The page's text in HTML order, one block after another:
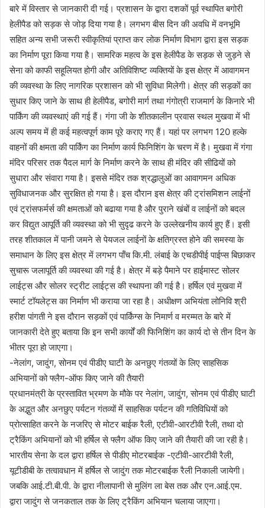
बारे में विस्तार से जानकारी दी गई। प्रशासन के द्वारा दशकों पूर्व स्थापित बगोरी
हेलीपैड को सड़क से जोड़ दिया गया है। लगभग बीस दिन की अवधि में वनभूमि
सहित अन्य सभी जरूरी स्वीकृतियां प्राप्त कर लोक निर्माण विभाग द्वारा इस सड़क
का निर्माण पूरा किया गया है। सामरिक महत्व के इस हेलीपैड के सड़क से जुड़ने से
सेना को काफी सहूलियत होगी और अतिविशिष्ट व्यक्तियों के इस क्षेत्र में आवागमन
की व्यवस्था के लिए नागरिक प्रशासन को भी सुविधा मिलेगी। क्षेत्र की सड़कों का
सुधार किए जाने के साथ ही हेलीपैड, बगोरी मार्ग तथा गंगोत्री राजमार्ग के किनारे भी
पार्किंग की व्यवस्थाएं की गई हैं। गंगा जी के शीतकालीन प्रवास स्थल मुखवा में भी
अल्प समय में ही कई महत्वपूर्ण काम पूरे कराए गए हैं। यहां पर लगभग 120 हल्के
वाहनों की क्षमता की पार्किंग का निर्माण कार्य फिनिशिंग के चरण में है। मुखवा में गंगा
मंदिर परिसर तक पैदल मार्ग के निर्माण करने के साथ ही मंदिर की सीढियों को
सुधारा और संवारा गया है। इससे मंदिर तक श्रद्धालुओं का आवागमन अधिक
सुविधाजनक और सुरक्षित हो गया है। इस दौरान इस क्षेत्र की ट्रांसमिशन लाईनों
एवं ट्रांसफर्मर्स की क्षमताओं को बढाया गया है और पुराने खंबों व लाईनों को बदल
कर विद्युत आपूर्ति की व्यवस्था को भी सुदृढ करने के उल्लेखनीय कार्य हुए हैं। इसी
तरह शीतकाल में पानी जमने से पेयजल लाईनों के क्षतिग्रस्त होने की समस्या के
समाधान के लिए इस क्षेत्र में लगभग पॉंच कि.मी. लंबाई के एचडीपीई पाईप्स बिछाकर
सुचारू जलापूर्ति की व्यवस्था की गई है। क्षेत्र में बड़े पैमाने पर हाईमास्ट सोलर
लाईट्स और सोलर स्ट्रीट लाईट्स की स्थापना की गई है। हर्षिल एवं मुखवा में
स्मार्ट टॉयलेट्स का निर्माण भी कराया जा रहा है। अधीक्षण अभियंता लोनिवि श्री
हरीश पांगती ने इस दौरान सड़कों एवं पार्किंग्स के निमार्ण व मरम्मत के बारे में
जानकारी देते हुए बताया कि इन सभी कार्यों की फिनिशिंग का कार्य दो से तीन दिन के
भीतर पूरा हो जाएगा।
-नेलांग, जादुंग, सोनम एवं पीडीए घाटी के अनछुए गंतव्यों के लिए साहसिक
अभियानों को फ्लैग-ऑफ किए जाने की तैयारी
प्रधानमंत्री के प्रस्तावित भ्रमण के मौके पर नेलांग, जादुंग, सोनम एवं पीडीए घाटी
के अद्भुत और अनछुए पर्यटन गंतव्यों में साहसिक पर्यटन की गतिविधियों को
प्रोत्साहित करने के नजरिए से मोटर बाईक रैली, एटीवी-आरटीवी रैली, तथा दो
ट्रैकिंग अभियानों को भी हर्षिल से फ्लैग ऑफ किए जाने की तैयारी की जा रही है।
भारतीय सेना के दल द्वारा हर्षिल से पीडीए मोटरबाईक -एटीवी-आरटीवी रैली,
यूटीडीबी के तत्वावधान में हर्षिल से जादुंग तक मोटरबाईक रैली निकाली जायेगी।
जबकि आई.टी.बी.पी. के द्वारा नीलापानी से मुलिंग ला बेस तक और एन.आई.एम.
द्वारा जादुंग से जनकताल तक के लिए ट्रैकिंग अभियान चलाया जाएगा।